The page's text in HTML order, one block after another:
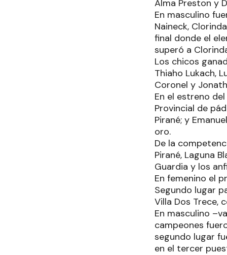
Alma Preston y
En masculino
Naineck,
final donde el
superó a
Los chicos
Thiaho Lukach,
Coronel y
En el estreno
Provincial de
Pirané; y
oro.
De la
Pirané, Laguna
Guardia y los
En femenino el
Segundo lugar
Villa Dos Trece,
En masculino
campeones
segundo lugar
en el tercer